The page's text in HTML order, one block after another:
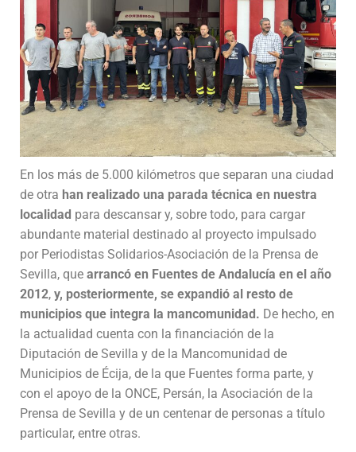
En los más de 5.000 kilómetros que separan una ciudad
de otra han realizado una parada técnica en nuestra
localidad para descansar y, sobre todo, para cargar
abundante material destinado al proyecto impulsado
por Periodistas Solidarios-Asociación de la Prensa de
Sevilla, que arrancó en Fuentes de Andalucía en el año
2012, y, posteriormente, se expandió al resto de
municipios que integra la mancomunidad. De hecho, en
la actualidad cuenta con la financiación de la
Diputación de Sevilla y de la Mancomunidad de
Municipios de Écija, de la que Fuentes forma parte, y
con el apoyo de la ONCE, Persán, la Asociación de la
Prensa de Sevilla y de un centenar de personas a título
particular, entre otras.